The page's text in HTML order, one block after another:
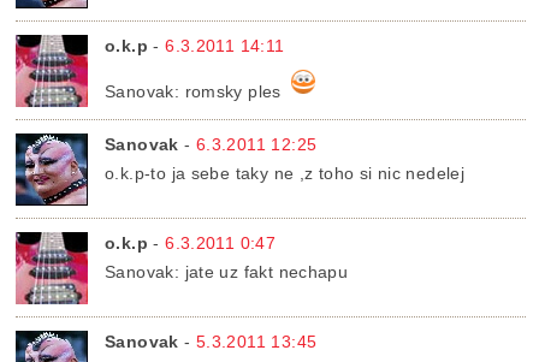
o.k.p -6.3.2011 14:11
Sanovak: romsky ples
Sanovak - 6.3.2011 12:25
o.k.p-to ja sebe taky ne ,z toho si nic nedelej
o.k.p -6.3.2011 0:47
Sanovak: jate uz fakt nechapu
Sanovak - 5.3.2011 13:45